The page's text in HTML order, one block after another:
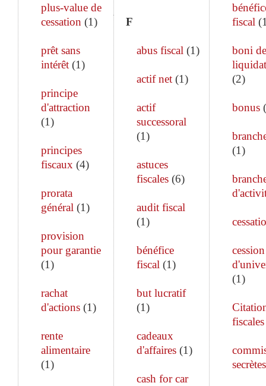
plus-value de
cessation (1)
prêt sans
intérêt (1)
principe
d'attraction
(1)
principes
fiscaux (4)
prorata
général (1)
provision
pour garantie
(1)
rachat
d'actions (1)
rente
alimentaire
(1)
F
abus fiscal (1)
actif net(1)
actif
successoral
(1)
astuces
fiscales(6)
audit fiscal
(1)
bénéfice
fiscal (1)
but lucratif
(1)
cadeaux
d'affaires(1)
cash for car
fiscal (
boni de
(2)
bonus(
(1)
cession
(1)
fiscales
secrètes